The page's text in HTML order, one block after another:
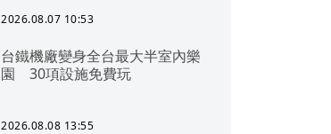
2026.08.07 10:53
台鐵機廠變身全台最大半室內樂
園 30項設施免費玩
2026.08.08 13:55